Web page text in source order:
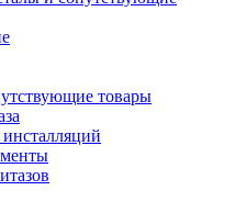
товары